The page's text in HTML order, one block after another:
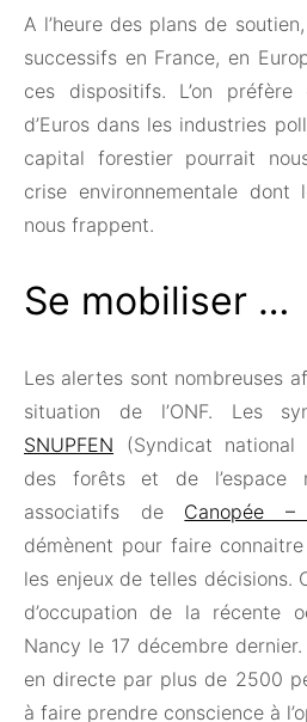
A l’heure des plans de
successifs en France, en
ces dispositifs. L’on
d’Euros dans les industries
capital forestier pourrait
crise environnementale dont
nous frappent.
Se mobiliser …
Les alertes sont nombreuses
situation de l’ONF. Les
SNUPFEN (Syndicat national
des forêts et de l’espace
associatifs de Canopée –
démènent pour faire
les enjeux de telles décisions.
d’occupation de la récente
Nancy le 17 décembre
en directe par plus de 2500
à faire prendre conscience à